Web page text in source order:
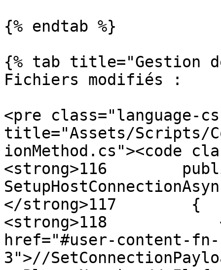
{% endtab %}
{% tab title="Gestion
Fichiers modifiés :
<pre class="language-
title="Assets/Scripts/
ionMethod.cs"><code
<strong>116
</strong>117        {
<strong>118
href="#user-content-fn-
3">//